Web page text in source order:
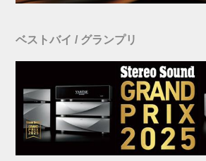
ベストバイ / グランプリ